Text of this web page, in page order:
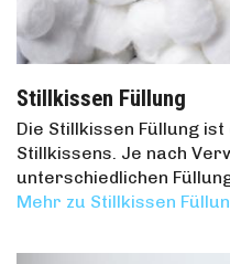
Stillkissen Füllung
Die Stillkissen Füllung ist
Stillkissens. Je nach
unterschiedlichen
Mehr zu Stillkissen